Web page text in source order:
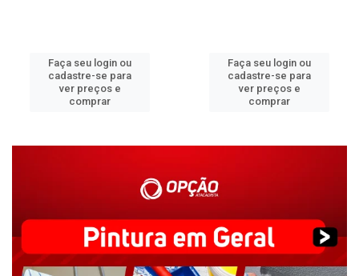
Faça seu login ou
cadastre-se para
ver preços e
comprar
Faça seu login ou
cadastre-se para
ver preços e
comprar